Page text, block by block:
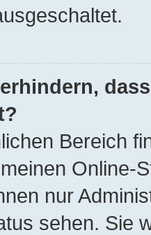
Bereich
Online-
nur
sehen. Sie